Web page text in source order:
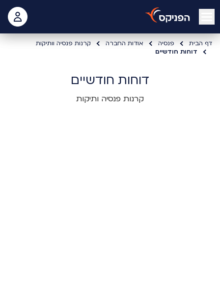
open mobile menu
דף הבית פנסיה אודות החברה
קרנות פנסיה וותיקות
דוחות חודשיים
דוחות חודשיים
קרנות פנסיה ותיקות